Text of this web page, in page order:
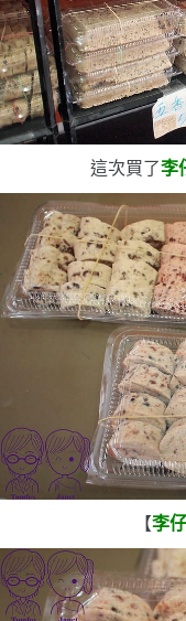
這次買了李
【李